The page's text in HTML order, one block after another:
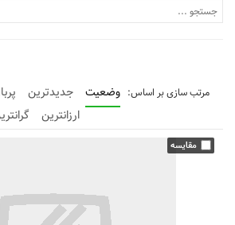
وضعیت جدیدترین
ارزانترین